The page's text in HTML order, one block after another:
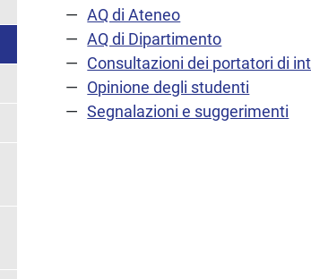
AQ di Ateneo
AQ di Dipartimento
Consultazioni dei portatori di
Opinione degli studenti
Segnalazioni e suggerimenti